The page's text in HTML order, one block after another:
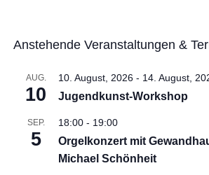
Anstehende Veranstaltungen &
AUG.
10
10. August, 2026 - 14. August,
Jugendkunst-Workshop
SEP.
5
18:00 - 19:00
Orgelkonzert mit
Michael Schönheit